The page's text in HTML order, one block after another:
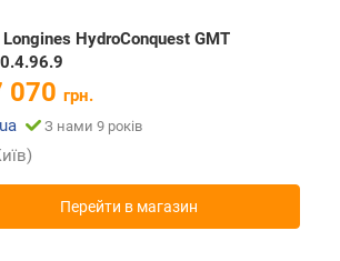
HydroConquest GMT
070 грн.
З нами 9 років
Перейти в магазин